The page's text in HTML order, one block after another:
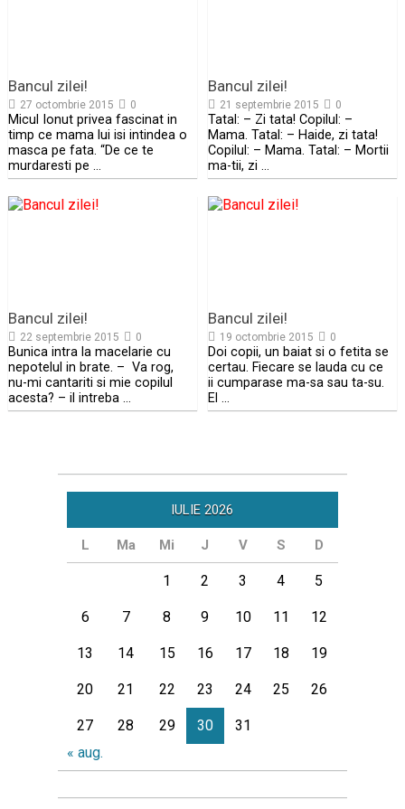
Bancul zilei!
27 octombrie 2015 0
Micul Ionut privea fascinat in
timp ce mama lui isi intindea o
masca pe fata. “De ce te
murdaresti pe …
Bancul zilei!
21 septembrie 2015 0
Tatal: – Zi tata! Copilul: –
Mama. Tatal: – Haide, zi tata!
Copilul: – Mama. Tatal: – Mortii
ma-tii, zi …
Bancul zilei!
22 septembrie 2015 0
Bunica intra la macelarie cu
nepotelul in brate. – Va rog,
nu-mi cantariti si mie copilul
acesta? – il intreba …
Bancul zilei!
19 octombrie 2015 0
Doi copii, un baiat si o fetita se
certau. Fiecare se lauda cu ce
ii cumparase ma-sa sau ta-su.
El …
IULIE 2026
L Ma Mi J V S D
1 2 3 4 5
6 7 8 9 10 11 12
13 14 15 16 17 18 19
20 21 22 23 24 25 26
27 28 29 30
31
« aug.